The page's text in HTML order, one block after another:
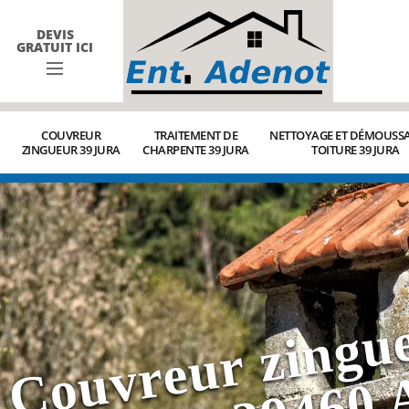
DEVIS
GRATUIT ICI
COUVREUR
ZINGUEUR 39 JURA
TRAITEMENT DE
CHARPENTE 39 JURA
NETTOYAGE ET
TOITURE 39 JURA